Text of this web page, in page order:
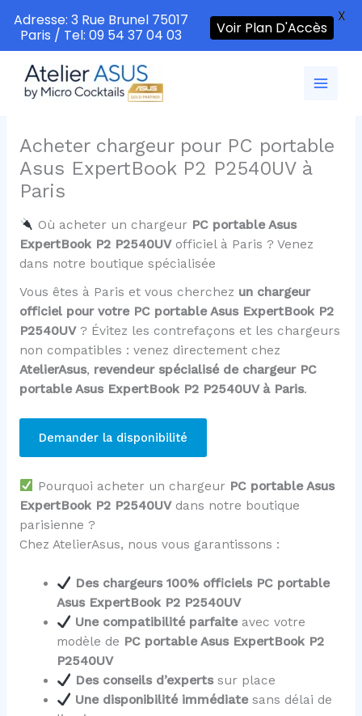
contenu
Acheter chargeur pour PC portable
Asus ExpertBook P2 P2540UV à
Paris
Où acheter un chargeur PC portable Asus
ExpertBook P2 P2540UVofficiel à Paris ? Venez
dans notre boutique spécialisée
Vous êtes à Paris et vous cherchez un chargeur
officiel pour votre PC portable Asus ExpertBook P2
P2540UV? Évitez les contrefaçons et les chargeurs
non compatibles : venez directement chez
AtelierAsus, revendeur spécialisé de chargeur PC
portable Asus ExpertBook P2 P2540UV à Paris.
Demander la disponibilité
Pourquoi acheter un chargeur PC portable Asus
ExpertBook P2 P2540UVdans notre boutique
parisienne ?
Chez AtelierAsus, nous vous garantissons :
Des chargeurs 100% officiels PC portable
Asus ExpertBook P2 P2540UV
Une compatibilité parfaiteavec votre
modèle de PC portable Asus ExpertBook P2
P2540UV
Des conseils d’expertssur place
Une disponibilité immédiatesans délai de
Adresse: 3 Rue Brunel 75017
Paris / Tel: 09 54 37 04 03
Voir Plan D'Accès
X